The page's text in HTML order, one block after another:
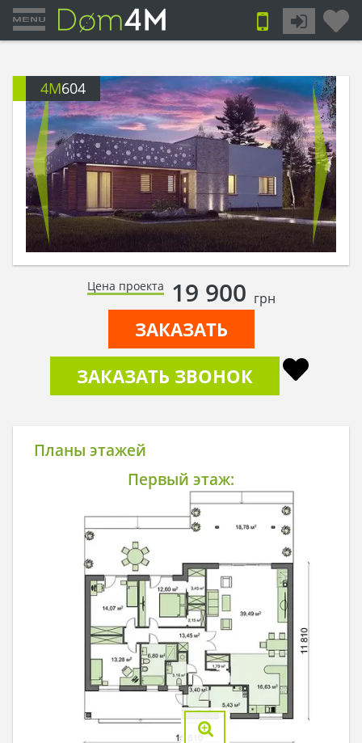
4M604
Цена проекта 19 900 грн
ЗАКАЗАТЬ
ЗАКАЗАТЬ ЗВОНОК
Планы этажей
Первый этаж: